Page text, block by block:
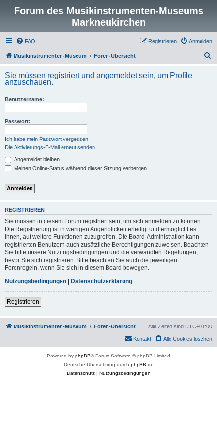
Forum des Musikinstrumenten-Museums
Markneukirchen
FAQ Anmelden
Registrieren
Musikinstrumenten-Museum Foren-Übersicht
h
Sie müssen registriert und angemeldet sein, um Profile
anzuschauen.
Benutzername:
Passwort:
Ich habe mein Passwort vergessen
Die Aktivierungs-E-Mail erneut senden
Angemeldet bleiben
Meinen Online-Status während dieser Sitzung verbergen
REGISTRIEREN
Sie müssen in diesem Forum registriert sein, um sich anmelden zu können.
Die Registrierung ist in wenigen Augenblicken erledigt und ermöglicht es
Ihnen, auf weitere Funktionen zuzugreifen. Die Board-Administration kann
registrierten Benutzern auch zusätzliche Berechtigungen zuweisen. Beachten
Sie bitte unsere Nutzungsbedingungen und die verwandten Regelungen,
bevor Sie sich registrieren. Bitte beachten Sie auch die jeweiligen
Forenregeln, wenn Sie sich in diesem Board bewegen.
Nutzungsbedingungen | Datenschutzerklärung
Registrieren
Musikinstrumenten-Museum Foren-Übersicht Alle Zeiten sind UTC+01:00
Alle Cookies löschen
Kontakt
Powered by phpBB® Forum Software © phpBB Limited
Deutsche Übersetzung durch phpBB.de
Datenschutz| Nutzungsbedingungen